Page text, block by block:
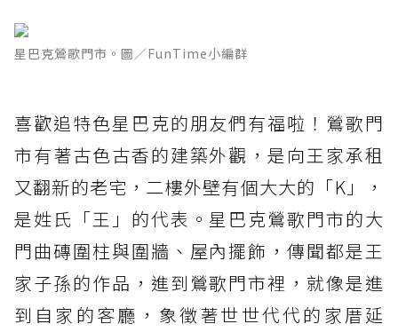
星巴克鶯歌門市。圖／FunTime小編群
喜歡追特色星巴克的朋友們有福啦！鶯歌門
市有著古色古香的建築外觀，是向王家承租
又翻新的老宅，二樓外壁有個大大的「K」，
是姓氏「王」的代表。星巴克鶯歌門市的大
門曲磚圍柱與圍牆、屋內擺飾，傳聞都是王
家子孫的作品，進到鶯歌門市裡，就像是進
到自家的客廳，象徵著世世代代的家厝延